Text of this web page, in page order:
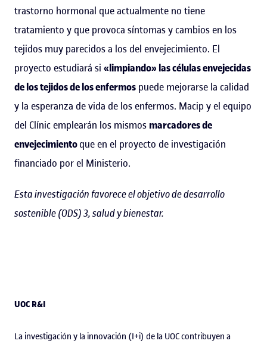
trastorno hormonal que actualmente no tiene
tratamiento y que provoca síntomas y cambios en los
tejidos muy parecidos a los del envejecimiento. El
proyecto estudiará si «limpiando» las células envejecidas
de lostejidos de los enfermos puede mejorarse la calidad
y la esperanza de vida de los enfermos. Macip y el equipo
del Clínic emplearán los mismos marcadores de
envejecimientoque en el proyecto de investigación
financiado por el Ministerio.
Esta investigación favorece el objetivo de desarrollo
sostenible (ODS) 3, salud y bienestar.
UOC R&I
La investigación y la innovación (I+i) de la UOC contribuyen a